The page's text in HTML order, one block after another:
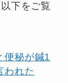
下をご覧
便秘が鍼1
われた